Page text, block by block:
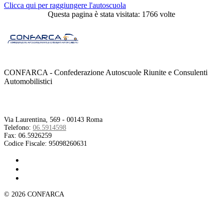
Clicca qui per raggiungere l'autoscuola
Questa pagina è stata visitata: 1766 volte
CONFARCA - Confederazione Autoscuole Riunite e Consulenti
Automobilistici
Via Laurentina, 569 - 00143 Roma
Telefono: 06.5914598
Fax: 06.5926259
Codice Fiscale: 95098260631
© 2026 CONFARCA